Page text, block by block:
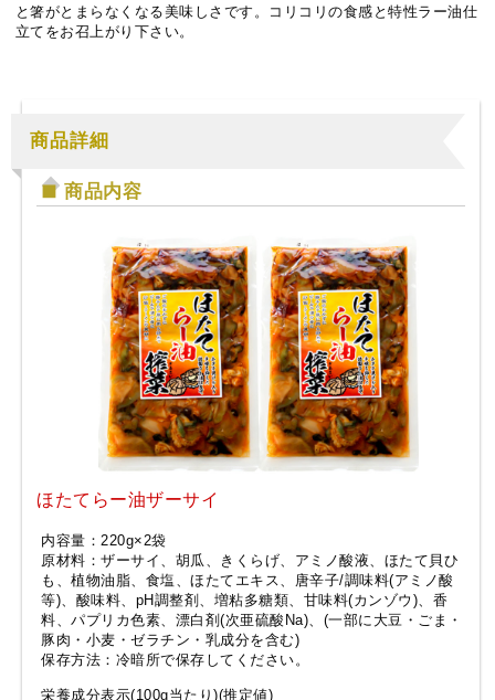
と箸がとまらなくなる美味しさです。コリコリの食感と特性ラー油仕
立てをお召上がり下さい。
商品詳細
商品内容
ほたてらー油ザーサイ
内容量：220g×2袋
原材料：ザーサイ、胡瓜、きくらげ、アミノ酸液、ほたて貝ひ
も、植物油脂、食塩、ほたてエキス、唐辛子/調味料(アミノ酸
等)、酸味料、pH調整剤、増粘多糖類、甘味料(カンゾウ)、香
料、パプリカ色素、漂白剤(次亜硫酸Na)、(一部に大豆・ごま・
豚肉・小麦・ゼラチン・乳成分を含む)
保存方法：冷暗所で保存してください。
栄養成分表示(100g当たり)(推定値)